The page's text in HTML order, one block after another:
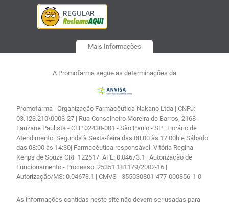
Mais Informações
A Promofarma segue as determinações da
Promofarma | Organização Farmacêutica Nakano Ltda | CNPJ:
03.123.210\0003-27 | Rua Conselheiro Moreira de Barros, 2168 -
Lauzane Paulista - CEP 02430-001 - São Paulo - SP | Horário de
Atendimento: Segunda à Sexta-feira das 08:00 às 17:00h e Sábado
das 08:00 às 14:30| Farmacêutica responsável: Vitória Regina
Kenps de Souza CRF 122517| AFE: 0.04673.1 | Autorização de
Funcionamento - Processo: 25351.181179/2002-16 |
Autorização/MS: 0.04673.1 | CMVS - 355030801-477-000356-1-0
As informações contidas neste site não devem ser usadas para